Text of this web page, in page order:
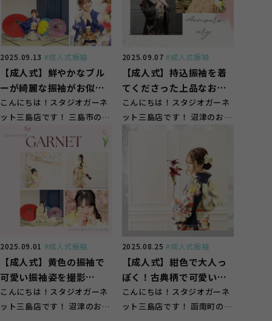
2025.09.13 #成人式振袖
【成人式】鮮やかなブル
ーが綺麗な振袖がお似合
いなお嬢様♪【三島市】
こんにちは！スタジオガーネ
ット三島店です！ 三島市のお
客様に多くご来店頂いており
ます(^^) 振袖...
2025.09.07#成人式振袖
【成人式】持込振袖を着
てくださった上品なお嬢
様【沼津】
こんにちは！スタジオガーネ
ット三島店です！ 沼津のお客
2025.09.01 #成人式振袖
【成人式】黄色の振袖で
可愛い振袖姿を撮影
♡【沼津】
こんにちは！スタジオガーネ
ット三島店です！ 沼津のお客
2025.08.25#成人式振袖
【成人式】紺色で大人っ
ぽく！古典柄で可愛い振
袖♡【函南町】
こんにちは！スタジオガーネ
ット三島店です！ 函南町のお